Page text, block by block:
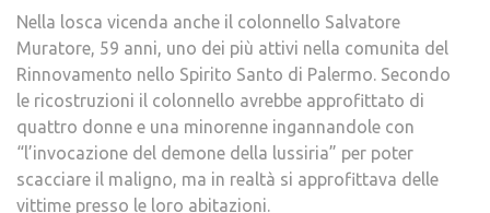
Nella losca vicenda anche il colonnello Salvatore
Muratore, 59 anni, uno dei più attivi nella comunita del
Rinnovamento nello Spirito Santo di Palermo. Secondo
le ricostruzioni il colonnello avrebbe approfittato di
quattro donne e una minorenne ingannandole con
“l’invocazione del demone della lussiria” per poter
scacciare il maligno, ma in realtà si approfittava delle
vittime presso le loro abitazioni.